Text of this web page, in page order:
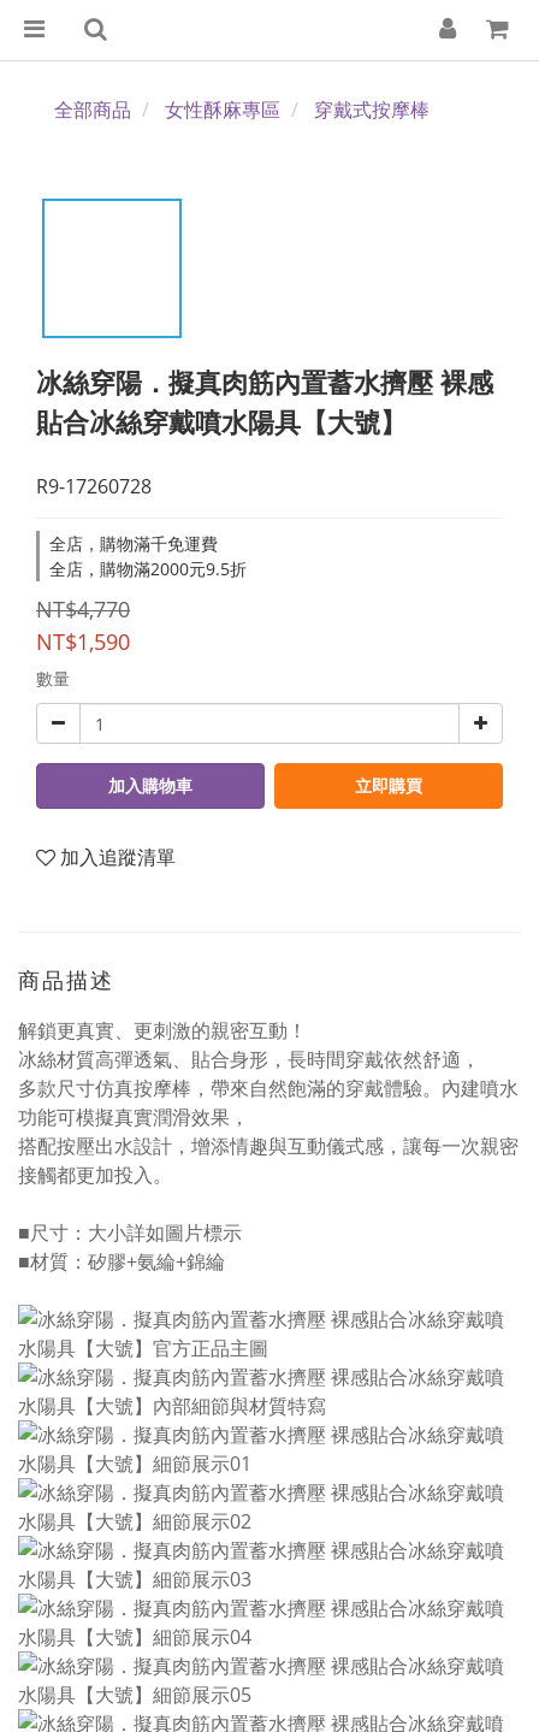
全部商品 女性酥麻專區 穿戴式按摩棒
冰絲穿陽．擬真肉筋內置蓄水擠壓 裸感
貼合冰絲穿戴噴水陽具【大號】
R9-17260728
全店，購物滿千免運費
全店，購物滿2000元9.5折
NT$4,770
NT$1,590
數量
加入購物車 立即購買
加入追蹤清單
商品描述
解鎖更真實、更刺激的親密互動！
冰絲材質高彈透氣、貼合身形，長時間穿戴依然舒適，
多款尺寸仿真按摩棒，帶來自然飽滿的穿戴體驗。內建噴水
功能可模擬真實潤滑效果，
搭配按壓出水設計，增添情趣與互動儀式感，讓每一次親密
接觸都更加投入。
■尺寸：大小詳如圖片標示
■材質：矽膠+氨綸+錦綸